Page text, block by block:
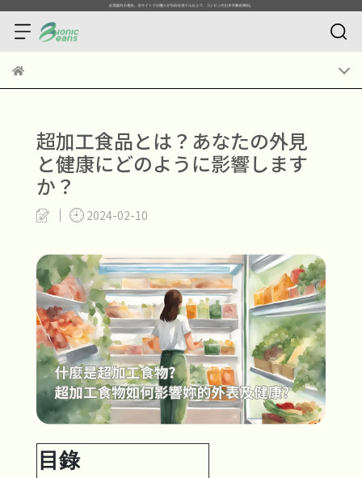
超加工食品とは？あなたの外見
と健康にどのように影響します
か？
2024-02-10
目錄